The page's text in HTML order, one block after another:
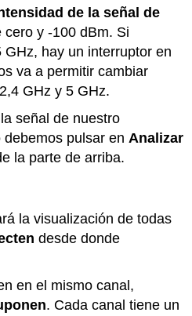
de la señal de
cero y -100 dBm. Si
hay un interruptor en
va a permitir cambiar
GHz y 5 GHz.
señal de nuestro
pulsar en Analizar
la parte de arriba.
la visualización de todas
desde donde
en el mismo canal,
. Cada canal tiene un